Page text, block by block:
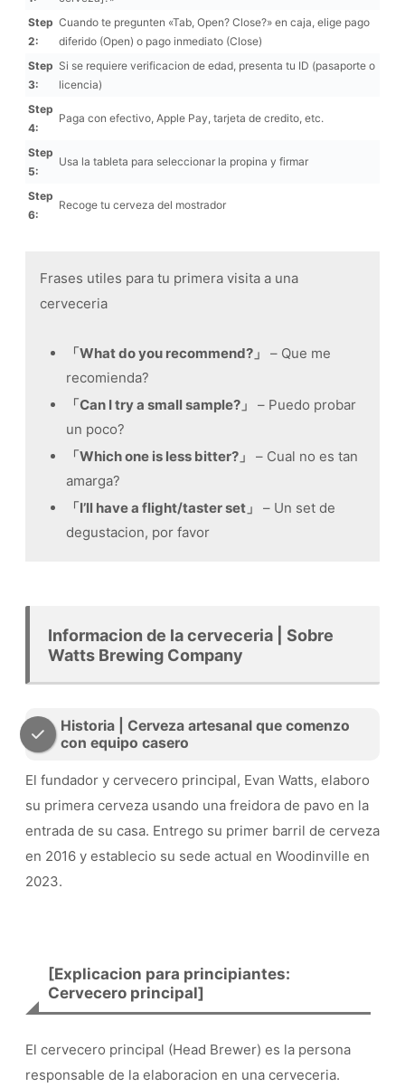
Step
2:
Cuando te pregunten «Tab, Open? Close?» en caja, elige pago
diferido (Open) o pago inmediato (Close)
Step
3:
Si se requiere verificacion de edad, presenta tu ID (pasaporte o
licencia)
Step
4:
Paga con efectivo, Apple Pay, tarjeta de credito, etc.
Step
5:
Usa la tableta para seleccionar la propina y firmar
Step
6:
Recoge tu cerveza del mostrador
Frases utiles para tu primera visita a una
cerveceria
「What do you recommend?」
– Que me
recomienda?
「Can I try a small sample?」
– Puedo probar
un poco?
「Which one is less bitter?」
– Cual no es tan
amarga?
「I’ll have a flight/taster set」
– Un set de
degustacion, por favor
Informacion de la cerveceria | Sobre
Watts Brewing Company
Historia | Cerveza artesanal que comenzo
con equipo casero
El fundador y cervecero principal, Evan Watts, elaboro
su primera cerveza usando una freidora de pavo en la
entrada de su casa. Entrego su primer barril de cerveza
en 2016 y establecio su sede actual en Woodinville en
2023.
[Explicacion para principiantes:
Cervecero principal]
El cervecero principal (Head Brewer) es la persona
responsable de la elaboracion en una cerveceria.